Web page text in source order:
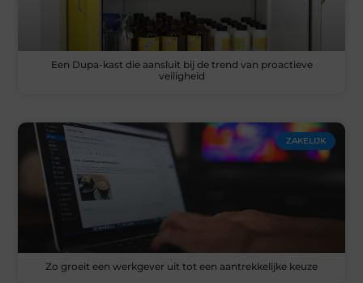
Een Dupa-kast die aansluit bij de trend van proactieve
veiligheid
ZAKELIJK
Zo groeit een werkgever uit tot een aantrekkelijke keuze